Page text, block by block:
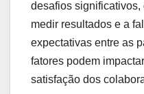
coletados, faça ajustes
comissões com os
expectativas do
Considere feedbacks